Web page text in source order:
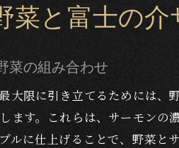
カルパッチ
地元で愛され
美しい河口湖の
河口湖の自
美しい景観
菜と富士の
菜の組み合わせ
大限に引き立てるためには
ます。これらは、サーモンの
ルに仕上げることで、野菜